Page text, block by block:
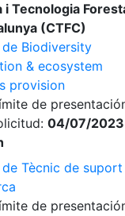
i Tecnologia
(CTFC)
de Biodiversity
& ecosystem
provision
de
04/07/2023
de Tècnic de
de